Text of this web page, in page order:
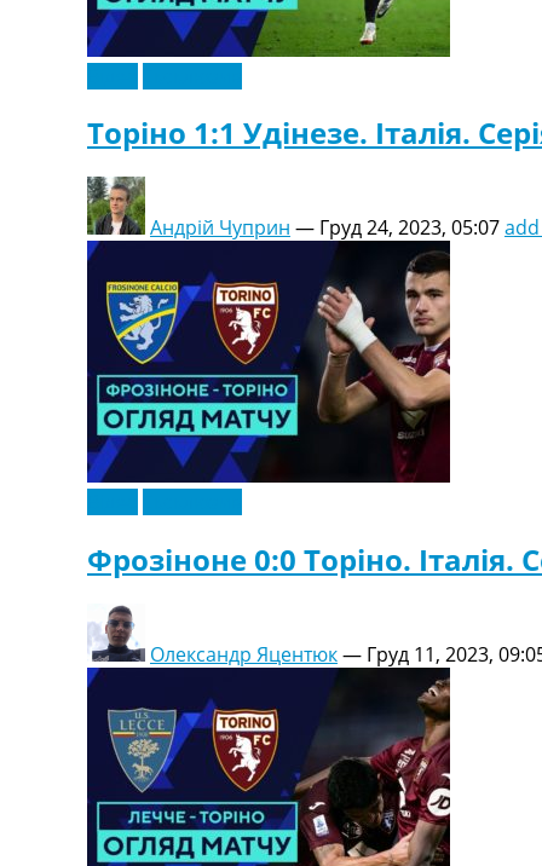
Торіно 1:1 Удінезе. Італія.
Андрій Чуприн — Груд 24, 2023, 05:07
Фрозіноне 0:0 Торіно. Італія.
Олександр Яцентюк— Груд 11, 2023,